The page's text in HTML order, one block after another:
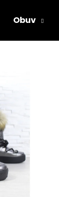
Obuv